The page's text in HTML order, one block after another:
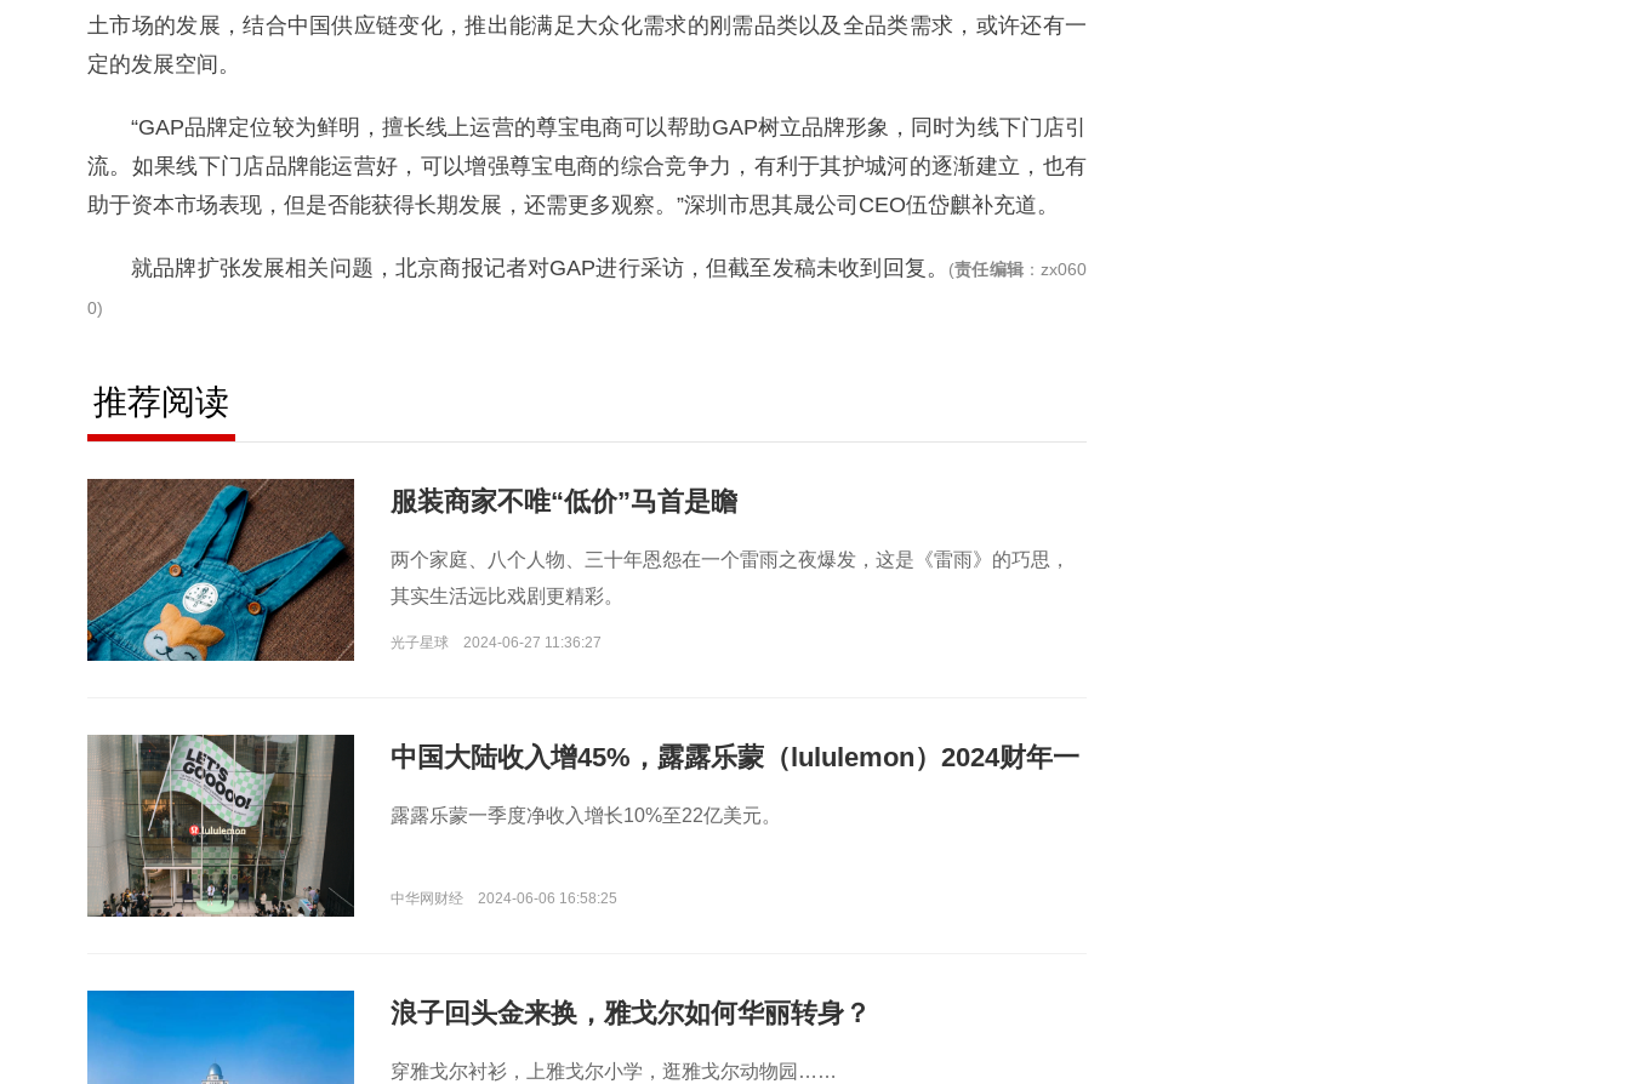
土市场的发展，结合中国供应链变化，推出能满足大众化需求的刚需品类以及全品类需求，或许还有一
定的发展空间。
“GAP品牌定位较为鲜明，擅长线上运营的尊宝电商可以帮助GAP树立品牌形象，同时为线下门店引
流。如果线下门店品牌能运营好，可以增强尊宝电商的综合竞争力，有利于其护城河的逐渐建立，也有
助于资本市场表现，但是否能获得长期发展，还需更多观察。”深圳市思其晟公司CEO伍岱麒补充道。
就品牌扩张发展相关问题，北京商报记者对GAP进行采访，但截至发稿未收到回复。 (责任编辑：zx060
0)
推荐阅读
服装商家不唯“低价”马首是瞻
两个家庭、八个人物、三十年恩怨在一个雷雨之夜爆发，这是《雷雨》的巧思，
其实生活远比戏剧更精彩。
光子星球 2024-06-27 11:36:27
中国大陆收入增45%，露露乐蒙（lululemon）2024财年一
季收入增10%
露露乐蒙一季度净收入增长10%至22亿美元。
中华网财经 2024-06-06 16:58:25
浪子回头金来换，雅戈尔如何华丽转身？
穿雅戈尔衬衫，上雅戈尔小学，逛雅戈尔动物园……